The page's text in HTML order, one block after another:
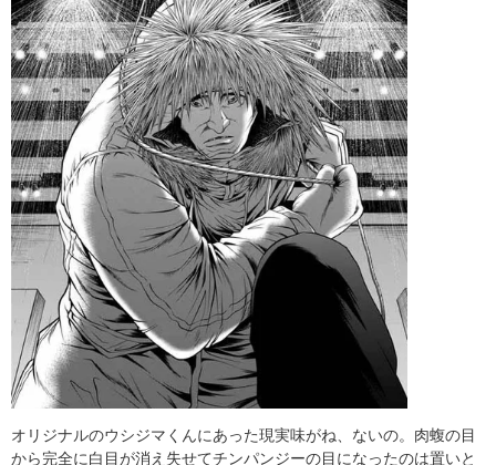
オリジナルのウシジマくんにあった現実味がね、ないの。肉蝮の目
から完全に白目が消え失せてチンパンジーの目になったのは置いと